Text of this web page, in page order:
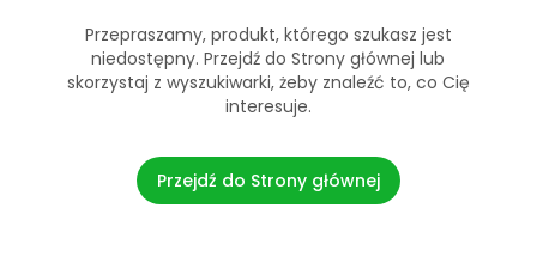
Przepraszamy, produkt, którego szukasz jest
niedostępny. Przejdź do Strony głównej lub
skorzystaj z wyszukiwarki, żeby znaleźć to, co Cię
interesuje.
Przejdź do Strony głównej